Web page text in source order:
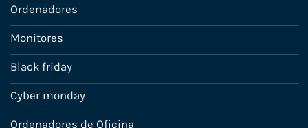
Ordenadores
Monitores
Black friday
Cyber monday
Ordenadores de Oficina